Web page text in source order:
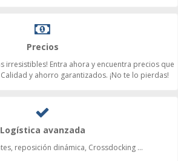
Precios
irresistibles! Entra ahora y encuentra precios que
y ahorro garantizados. ¡No te lo pierdas!
Logística avanzada
reposición dinámica, Crossdocking ...